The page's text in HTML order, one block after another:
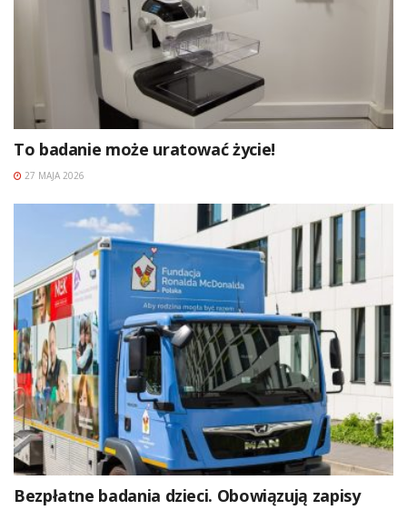
To badanie może uratować życie!
27 MAJA 2026
Bezpłatne badania dzieci. Obowiązują zapisy